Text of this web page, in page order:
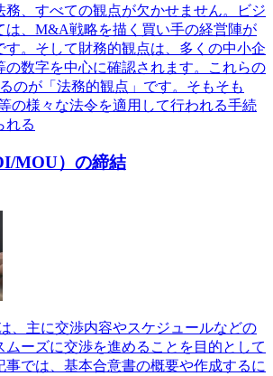
務、すべての観点が欠かせません。ビジ
は、M&A戦略を描く買い手の経営陣が
す。そして財務的観点は、多くの中小企
の数字を中心に確認されます。これらの
のが「法務的観点」です。そもそも
の様々な法令を適用して行われる手続
れる
MOU）の締結
、主に交渉内容やスケジュールなどの
ムーズに交渉を進めることを目的として
事では、基本合意書の概要や作成するに